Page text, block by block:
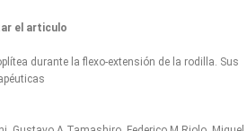
el articulo
durante la flexo-extensión de la rodilla. Sus